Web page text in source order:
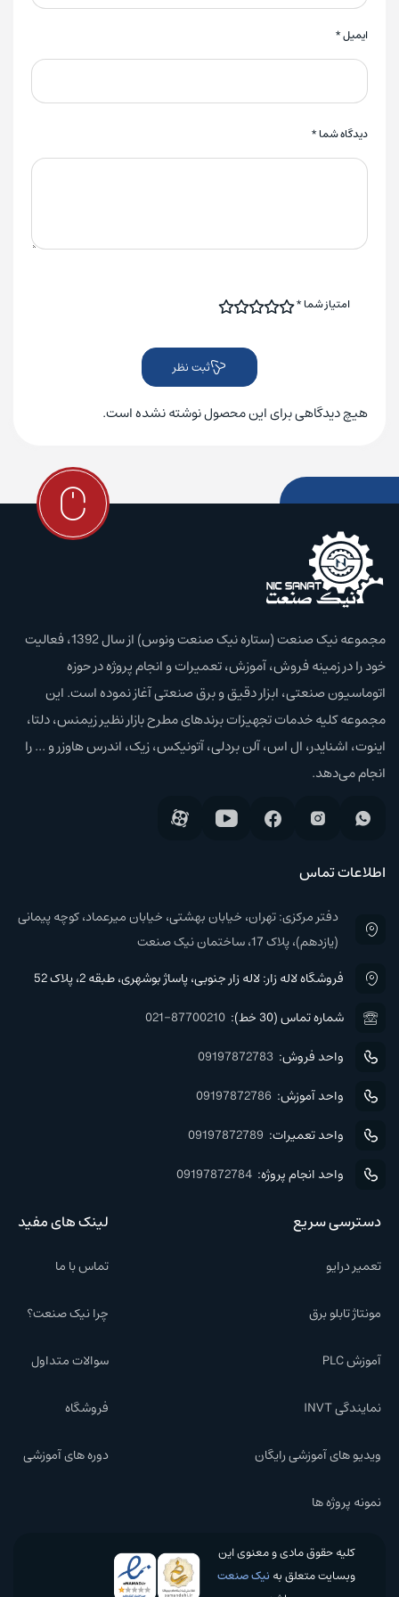
ایمیل*
دیدگاه شما*
امتیاز شما*
ثبت نظر
هیچ دیدگاهی برای این محصول نوشته نشده است.
مجموعه نیک صنعت (ستاره نیک صنعت ونوس) از سال 1392، فعالیت
خود را در زمینه فروش، آموزش،‌ تعمیرات و انجام پروژه در حوزه
اتوماسیون صنعتی، ابزار دقیق و برق صنعتی آغاز نموده است. این
مجموعه کلیه خدمات تجهیزات برند‌های مطرح بازار نظیر زیمنس، دلتا،
اینوت، اشنایدر، ال اس، آلن بردلی، آتونیکس، زیک، اندرس هاوزر و ... را
انجام می‌دهد.
اطلاعات تماس
دفتر مرکزی: تهران، خیابان بهشتی، خیابان میرعماد، کوچه پیمانی
(یازدهم)، پلاک 17، ساختمان نیک صنعت
فروشگاه لاله زار: لاله زار جنوبی، پاساژ بوشهری، طبقه 2، پلاک 52
شماره تماس (30 خط):
021-87700210
واحد فروش: 09197872783
واحد آموزش: 09197872786
واحد تعمیرات: 09197872789
واحد انجام پروژه: 09197872784
دسترسی سریع
تعمیر درایو
مونتاژ تابلو برق
آموزش PLC
نمایندگی INVT
ویدیو های آموزشی رایگان
نمونه پروژه ها
لینک های مفید
تماس با ما
چرا نیک صنعت؟
سوالات متداول
فروشگاه
دوره های آموزشی
کلیه حقوق مادی و معنوی این
وبسایت متعلق بهنیک صنعت